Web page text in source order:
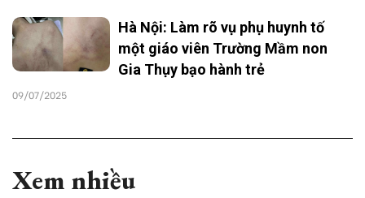
Hà Nội: Làm rõ vụ phụ huynh tố
một giáo viên Trường Mầm non
Gia Thụy bạo hành trẻ
09/07/2025
Xem nhiều